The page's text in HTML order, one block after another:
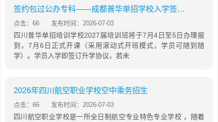
签约包过公办专科——成都普华单招学校入学签订升学协议，合同兜底
点击：66 发布时间：2026-07-03
四川普华单招培训学校2027届培训班将于7月4日至5日办理报
到，7月6日正式开课（采用滚动式开班模式，学员可随到随
学）。学员入学即签订升学协议，若未
2026年四川航空职业学校空中乘务招生
点击：66 发布时间：2026-07-03
四川航空职业学校是一所全日制航空专业特色专业学校 ，随着